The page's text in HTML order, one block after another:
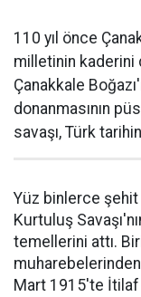
110 yıl önce
milletinin
Çanakkale
donanmasının
savaşı, Türk
Yüz binlerce şehit
Kurtuluş
temellerini attı.
Mart 1915'te İtilaf